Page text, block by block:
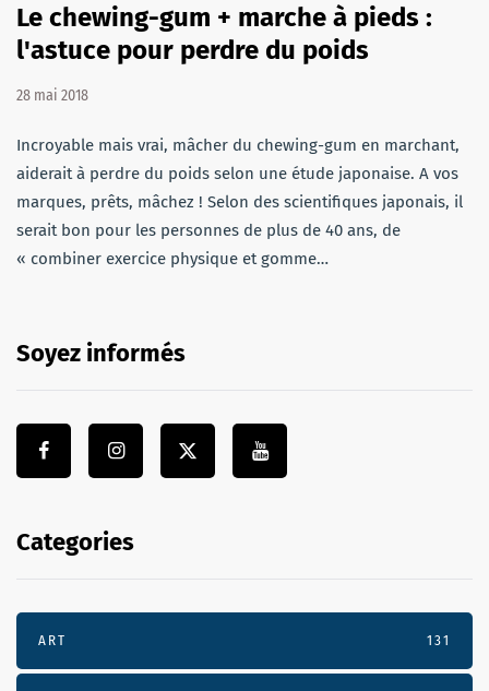
Le chewing-gum + marche à pieds :
l'astuce pour perdre du poids
28 mai 2018
Incroyable mais vrai, mâcher du chewing-gum en marchant,
aiderait à perdre du poids selon une étude japonaise. A vos
marques, prêts, mâchez ! Selon des scientifiques japonais, il
serait bon pour les personnes de plus de 40 ans, de
« combiner exercice physique et gomme…
Soyez informés
Categories
ART 131